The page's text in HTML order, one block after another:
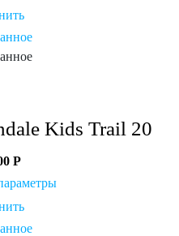
Kids Trail 20
Р